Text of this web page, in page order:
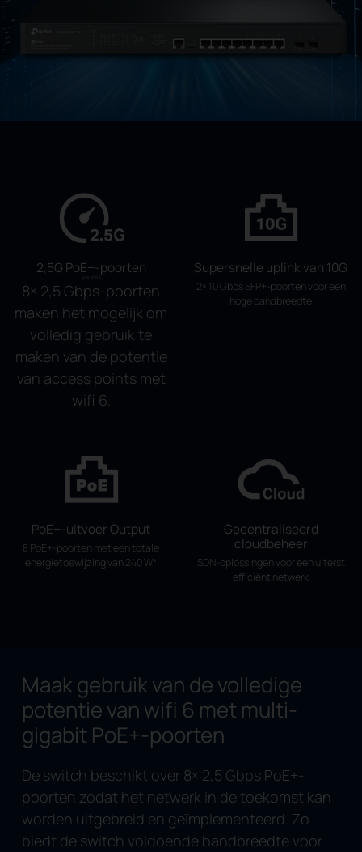
2,5G PoE+-poorten
8× 2,5 Gbps-poorten
maken het mogelijk om
volledig gebruik te
maken van de potentie
van access points met
wifi 6.
Supersnelle uplink van 10G
2× 10 Gbps SFP+-poorten voor een
hoge bandbreedte
PoE+-uitvoer Output
8 PoE+-poorten met een totale
energietoewijzing van 240 W*
Gecentraliseerd
cloudbeheer
SDN-oplossingen voor een uiterst
efficiënt netwerk
Maak gebruik van de volledige
potentie van wifi 6 met multi-
gigabit PoE+-poorten
De switch beschikt over 8× 2,5 Gbps PoE+-
poorten zodat het netwerk in de toekomst kan
worden uitgebreid en geïmplementeerd. Zo
biedt de switch voldoende bandbreedte voor